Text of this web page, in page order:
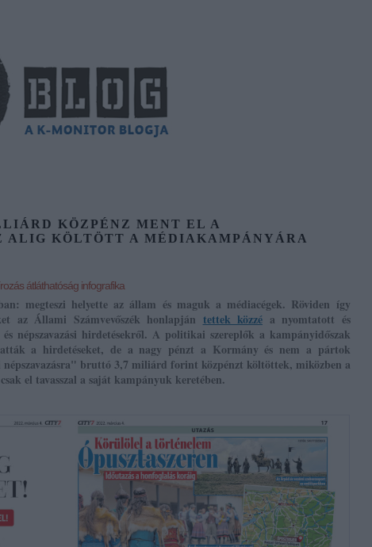
KÖZPÉNZ MENT EL A
ALIG KÖLTÖTT A MÉDIAKAMPÁNYÁRA
átláthatóság infografika
megteszi helyette az állam és maguk a médiacégek. Röviden így
az Állami Számvevőszék honlapján tettek közzé a nyomtatott és
népszavazási hirdetésekről. A politikai szereplők a kampányidőszak
a hirdetéseket, de a nagy pénzt a Kormány és nem a pártok
bruttó 3,7 miliárd forint közpénzt költöttek, miközben a
el tavasszal a saját kampányuk keretében.